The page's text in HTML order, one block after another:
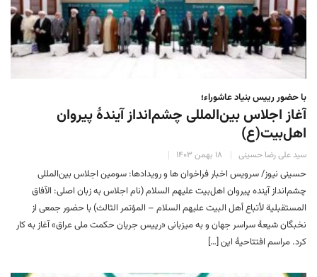
با حضور رییس بنیاد عاشوراء؛
آغاز اجلاس بین‌المللی چشم‌انداز آیندهٔ پیروان
اهل‌بیت(ع)
سید علی رضا حسینی ۱۸ بهمن ۱۴۰۳
حسینی نیوز/ سرویس اخبار فراخوان ها و رویدادها: سومین اجلاس بین‌المللی
چشم‌انداز آینده پیروان‌ اهل‌بیت علیهم السلام (نام اجلاس به زبان اصلی: الآفاق
المستقبلية لأتباع أهل البيت عليهم السلام – المؤتمر الثالث) با حضور جمعی از
نخبگان شیعهٔ سراسر جهان و به میزبانی «رییس جریان حکمت ملی عراق» آغاز به کار
کرد. مراسم افتتاحیهٔ این […]